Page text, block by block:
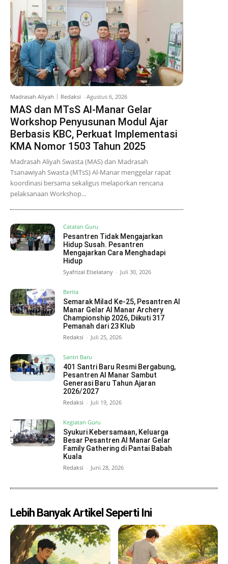
Madrasah Aliyah Redaksi - Agustus 6, 2026
MAS dan MTsS Al-Manar Gelar
Workshop Penyusunan Modul Ajar
Berbasis KBC, Perkuat Implementasi
KMA Nomor 1503 Tahun 2025
Madrasah Aliyah Swasta (MAS) dan Madrasah
Tsanawiyah Swasta (MTsS) Al-Manar menggelar rapat
koordinasi bersama sekaligus melaporkan rencana
pelaksanaan Workshop...
Catatan Guru
Pesantren Tidak Mengajarkan
Hidup Susah. Pesantren
Mengajarkan Cara Menghadapi
Hidup
Syafrizal Elselatany - Juli 30, 2026
Berita
Semarak Milad Ke-25, Pesantren Al
Manar Gelar Al Manar Archery
Championship 2026, Diikuti 317
Pemanah dari 23 Klub
Redaksi - Juli 25, 2026
Santri Baru
401 Santri Baru Resmi Bergabung,
Pesantren Al Manar Sambut
Generasi Baru Tahun Ajaran
2026/2027
Redaksi - Juli 19, 2026
Kegiatan Guru
Syukuri Kebersamaan, Keluarga
Besar Pesantren Al Manar Gelar
Family Gathering di Pantai Babah
Kuala
Redaksi - Juni 28, 2026
Lebih Banyak Artikel Seperti Ini